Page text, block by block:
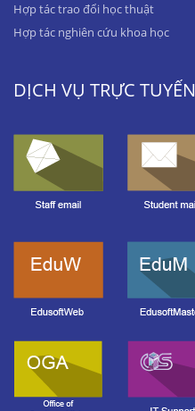
Hợp tác trao đổi học thuật
Hợp tác nghiên cứu khoa học
DỊCH VỤ TRỰC TUYẾN